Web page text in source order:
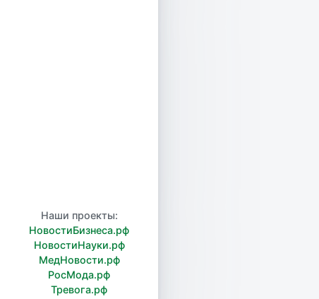
Наши проекты:
НовостиБизнеса.рф
НовостиНауки.рф
МедНовости.рф
РосМода.рф
Тревога.рф